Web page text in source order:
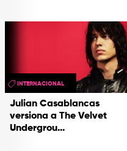
Julian Casablancas
versiona a The Velvet
Undergrou...
INTERNACIONAL